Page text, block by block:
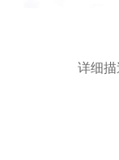
详细描